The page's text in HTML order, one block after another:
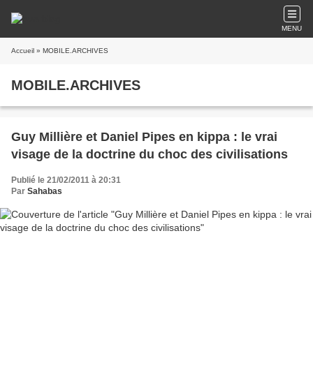
MENU
Accueil » MOBILE.ARCHIVES
MOBILE.ARCHIVES
Guy Millière et Daniel Pipes en kippa : le vrai
visage de la doctrine du choc des civilisations
Publié le 21/02/2011 à 20:31
Par Sahabas